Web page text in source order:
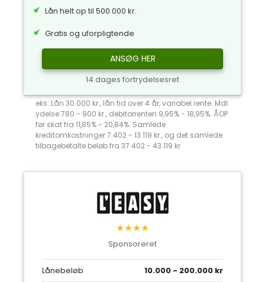
Lån helt op til 500.000 kr.
Gratis og uforpligtende
ANSØG HER
14 dages fortrydelsesret
eks: Lån 30.000 kr., lån tid over 4 år, variabel rente: Mdl.
ydelse 780 - 900 kr., debitorrenten 9,95% - 18,95%. ÅOP
før skat fra 11,85% - 20,84%. Samlede
kreditomkostninger 7.402 - 13.119 kr., og det samlede
tilbagebetalte beløb fra 37.402 - 43.119 kr.
★★★★
Sponsoreret
Lånebeløb
10.000 - 200.000 kr